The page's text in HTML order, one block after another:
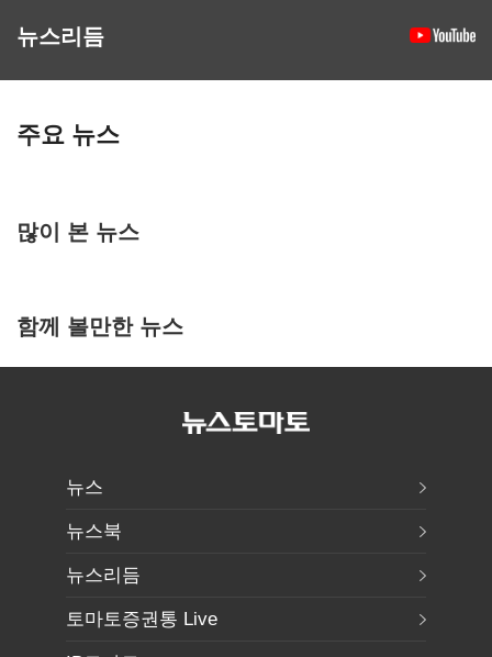
뉴스리듬
주요 뉴스
많이 본 뉴스
함께 볼만한 뉴스
뉴스
뉴스북
뉴스리듬
토마토증권통 Live